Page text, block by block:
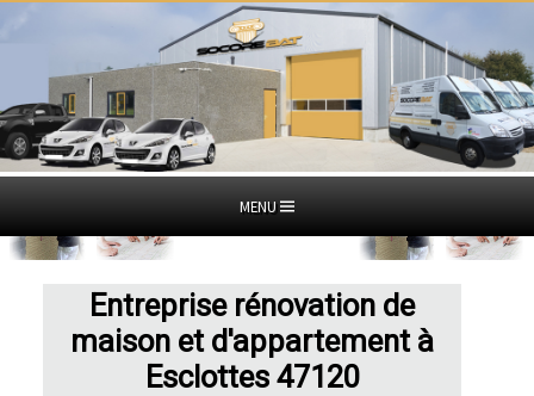
MENU
Entreprise rénovation de
maison et d'appartement à
Esclottes 47120